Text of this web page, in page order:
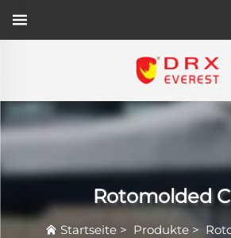
Rotomolded
Startseite> Produkte>